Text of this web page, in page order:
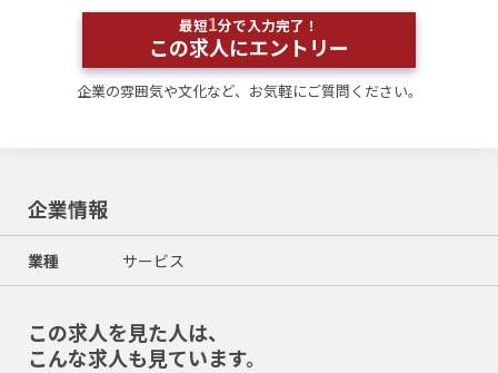
最短1分で入力完了！
この求人にエントリー
企業の雰囲気や文化など、お気軽にご質問ください。
企業情報
業種 サービス
この求人を見た人は、
こんな求人も見ています。